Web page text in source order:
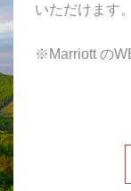
いただけます。
※Marriott の